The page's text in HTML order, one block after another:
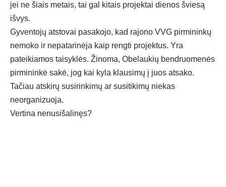
jei ne šiais metais, tai gal kitais projektai dienos šviesą
išvys.
Gyventojų atstovai pasakojo, kad rajono VVG pirmininkų
nemoko ir nepatarinėja kaip rengti projektus. Yra
pateikiamos taisyklės. Žinoma, Obelaukių bendruomenės
pirmininkė sakė, jog kai kyla klausimų į juos atsako.
Tačiau atskirų susirinkimų ar susitikimų niekas
neorganizuoja.
Vertina nenusišalinęs?